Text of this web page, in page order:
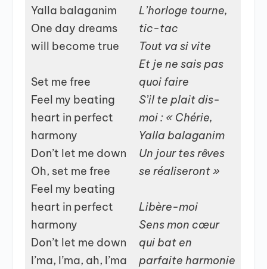
Yalla balaganim
One day dreams
will become true
Set me free
Feel my beating
heart in perfect
harmony
Don’t let me down
Oh, set me free
Feel my beating
heart in perfect
harmony
Don’t let me down
I’ma, I’ma, ah, I’ma
L’horloge tourne,
tic-tac
Tout va si vite
Et je ne sais pas
quoi faire
S’il te plait dis-
moi : « Chérie,
Yalla balaganim
Un jour tes rêves
se réaliseront »
Libère-moi
Sens mon cœur
qui bat en
parfaite harmonie